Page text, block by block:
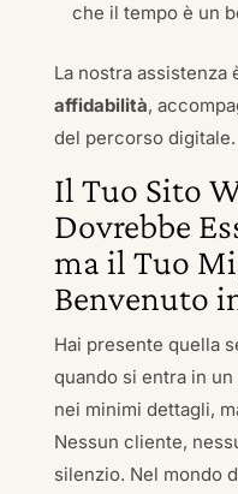
che il tempo è un
La nostra assistenza
affidabilità,
del percorso digitale.
Il Tuo Sito
Dovrebbe
ma il Tuo
Benvenuto
Hai presente quella
quando si entra in
nei minimi dettagli,
Nessun cliente,
silenzio. Nel mondo